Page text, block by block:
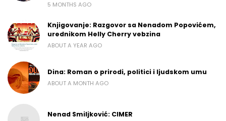
5 MONTHS AGO
Knjigovanje: Razgovor sa Nenadom Popovićem,
urednikom Helly Cherry vebzina
ABOUT A YEAR AGO
Dina: Roman o prirodi, politici i ljudskom umu
ABOUT A MONTH AGO
Nenad Smiljković: CIMER